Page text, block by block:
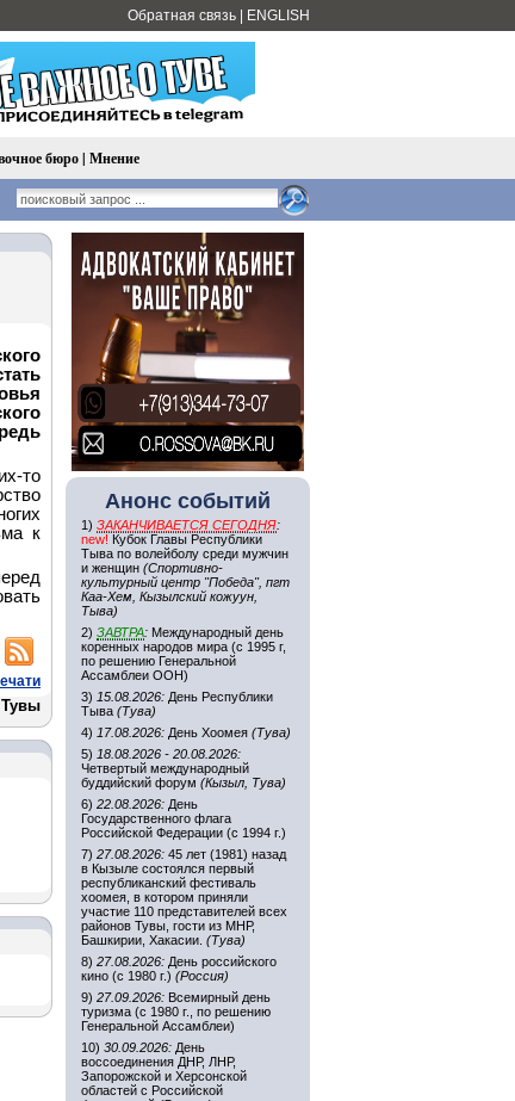
Обратная связь ENGLISH
бюро| Мнение
то
к
Тувы
Анонс событий
1) ЗАКАНЧИВАЕТСЯ СЕГОДНЯ:
new! Кубок Главы Республики
Тыва по волейболу среди мужчин
и женщин (Спортивно-
культурный центр "Победа", пгт
Каа-Хем, Кызылский кожуун,
Тыва)
2) ЗАВТРА: Международный день
коренных народов мира (с 1995 г,
по решению Генеральной
Ассамблеи ООН)
3) 15.08.2026: День Республики
Тыва (Тува)
4) 17.08.2026: День Хоомея (Тува)
5) 18.08.2026 - 20.08.2026:
Четвертый международный
буддийский форум (Кызыл, Тува)
6) 22.08.2026: День
Государственного флага
Российской Федерации (с 1994 г.)
7) 27.08.2026: 45 лет (1981) назад
в Кызыле состоялся первый
республиканский фестиваль
хоомея, в котором приняли
участие 110 представителей всех
районов Тувы, гости из МНР,
Башкирии, Хакасии. (Тува)
8) 27.08.2026: День российского
кино (с 1980 г.) (Россия)
9) 27.09.2026: Всемирный день
туризма (с 1980 г., по решению
Генеральной Ассамблеи)
10) 30.09.2026: День
воссоединения ДНР, ЛНР,
Запорожской и Херсонской
областей с Российской